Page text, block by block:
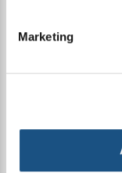
Marketing
durata nel